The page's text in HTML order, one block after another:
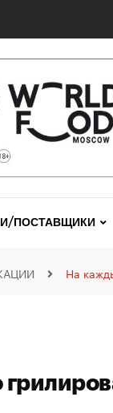
ПОСТАВЩИКИ
На